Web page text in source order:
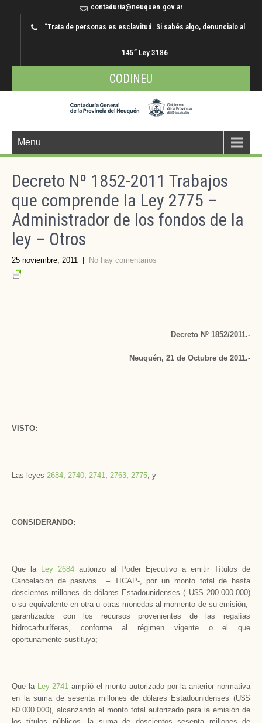
contaduria@neuquen.gov.ar
“Trata de personas es esclavitud. Si sabés algo, denuncialo al
145” Ley 3186
CODINEU
Menu
Decreto Nº 1852-2011 Trabajos
que comprende la Ley 2775 –
Administrador de los fondos de la
ley – Otros
25 noviembre, 2011 No hay comentarios
Decreto Nº 1852/2011.-
Neuquén, 21 de Octubre de 2011.-
VISTO:
Las leyes 2684, 2740, 2741, 2763, 2775; y
CONSIDERANDO:
Que la Ley 2684 autorizo al Poder Ejecutivo a emitir Títulos de
Cancelación de pasivos – TICAP-, por un monto total de hasta
doscientos millones de dólares Estadounidenses ( U$S 200.000.000)
o su equivalente en otra u otras monedas al momento de su emisión,
garantizados con los recursos provenientes de las regalías
hidrocarburíferas, conforme al régimen vigente o el que
oportunamente sustituya;
Que la Ley 2741 amplió el monto autorizado por la anterior normativa
en la suma de sesenta millones de dólares Estadounidenses (U$S
60.000.000), alcanzando el monto total autorizado para la emisión de